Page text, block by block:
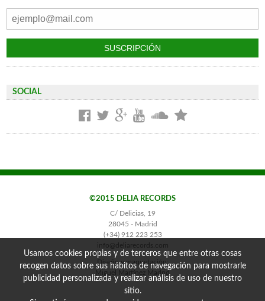
SOCIAL
©2015 DELIA RECORDS
C/ Delicias, 19
28045 - Madrid
(+34) 912 223 253
info@deliarecords.com
Diseño y maquetación:
Miguel Martínez Madrid
Usamos cookies propias y de terceros que entre otras cosas
recogen datos sobre sus hábitos de navegación para mostrarle
publicidad personalizada y realizar análisis de uso de nuestro
sitio.